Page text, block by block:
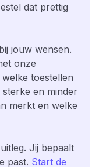
dat prettig
jouw wensen.
onze
toestellen
en minder
merkt en welke
Jij bepaalt
past. Start de